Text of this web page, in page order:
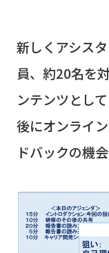
新しくアシス
員、約20名を
ンテンツとして
後にオンライ
ドバックの機